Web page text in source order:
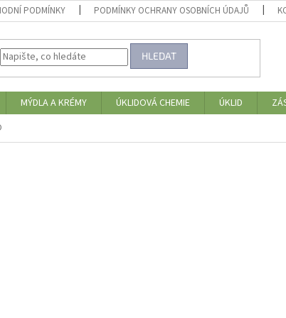
PODMÍNKY PODMÍNKY OCHRANY OSOBNÍCH ÚDAJŮ
HLEDAT
MÝDLA A KRÉMY ÚKLIDOVÁ CHEMIE ÚKLID